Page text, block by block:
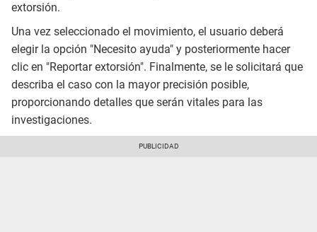
extorsión.
Una vez seleccionado el movimiento, el usuario deberá
elegir la opción "Necesito ayuda" y posteriormente hacer
clic en "Reportar extorsión". Finalmente, se le solicitará que
describa el caso con la mayor precisión posible,
proporcionando detalles que serán vitales para las
investigaciones.